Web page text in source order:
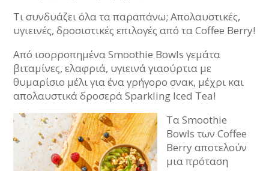
Τι συνδυάζει όλα τα παραπάνω; Απολαυστικές,
υγιεινές, δροσιστικές επιλογές από τα Coffee Berry!
Από ισορροπημένα Smoothie Bowls γεμάτα
βιταμίνες, ελαφριά, υγιεινά γιαούρτια με
θυμαρίσιο μέλι για ένα γρήγορο σνακ, μέχρι και
απολαυστικά δροσερά Sparkling Iced Tea!
Τα Smoothie
Bowls των Coffee
Berry αποτελούν
μια πρόταση